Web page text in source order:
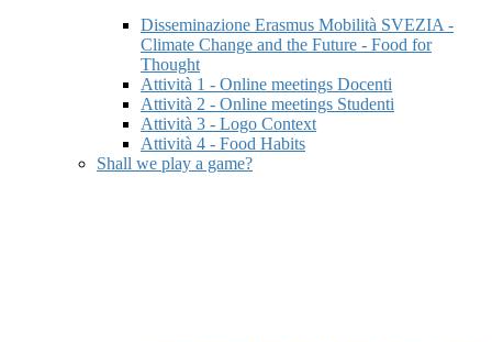
Disseminazione Erasmus Mobilità SVEZIA -
Climate Change and the Future - Food for
Thought
Attività 1 - Online meetings Docenti
Attività 2 - Online meetings Studenti
Attività 3 - Logo Context
Attività 4 - Food Habits
Shall we play a game?